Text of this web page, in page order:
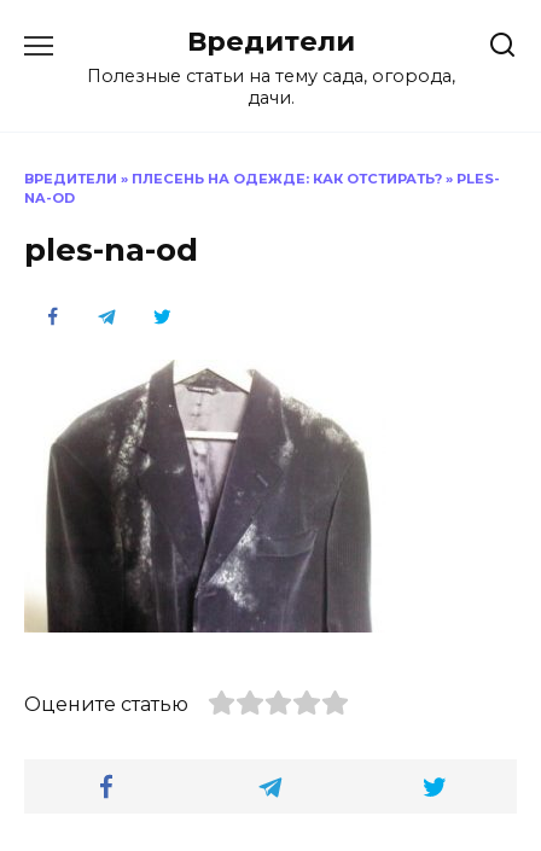
содержанию
Вредители
Полезные статьи на тему сада, огорода,
дачи.
ВРЕДИТЕЛИ » ПЛЕСЕНЬ НА ОДЕЖДЕ: КАК ОТСТИРАТЬ? » PLES-
NA-OD
ples-na-od
Оцените статью